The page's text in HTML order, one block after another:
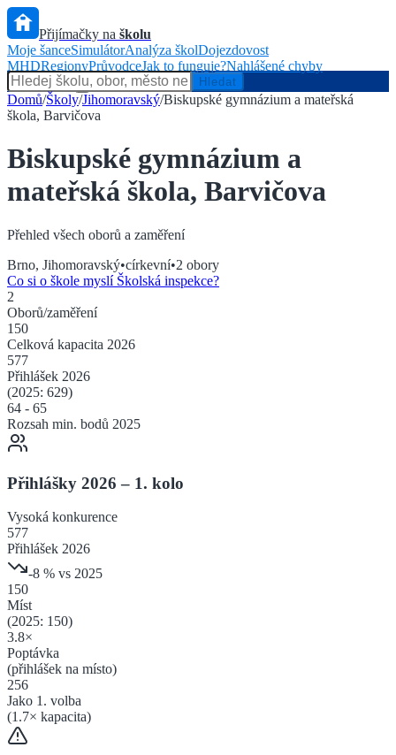
Přijímačky na školu
Moje šanceSimulátorAnalýza školDojezdovost
MHDRegionyPrůvodceJak to funguje?Nahlášené chyby
Hlídač státu
Hledat
Domů/Školy/Jihomoravský/Biskupské gymnázium a mateřská
škola, Barvičova
Biskupské gymnázium a
mateřská škola, Barvičova
Přehled všech oborů a zaměření
Brno, Jihomoravský•církevní•2 obory
Co si o škole myslí Školská inspekce?
2
Oborů/zaměření
150
Celková kapacita 2026
577
Přihlášek 2026
(2025: 629)
64 - 65
Rozsah min. bodů 2025
Přihlášky 2026 – 1. kolo
Vysoká konkurence
577
Přihlášek 2026
-8 % vs 2025
150
Míst
(2025: 150)
3.8×
Poptávka
(přihlášek na místo)
256
Jako 1. volba
(1.7× kapacita)